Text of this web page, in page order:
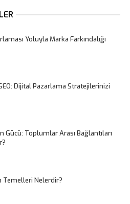
Yoluyla Marka Farkındalığı
Dijital Pazarlama Stratejilerinizi
Gücü: Toplumlar Arası Bağlantıları
Temelleri Nelerdir?